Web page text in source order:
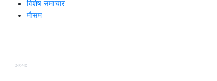
विशेष समाचार
मौसम
अध्यक्ष